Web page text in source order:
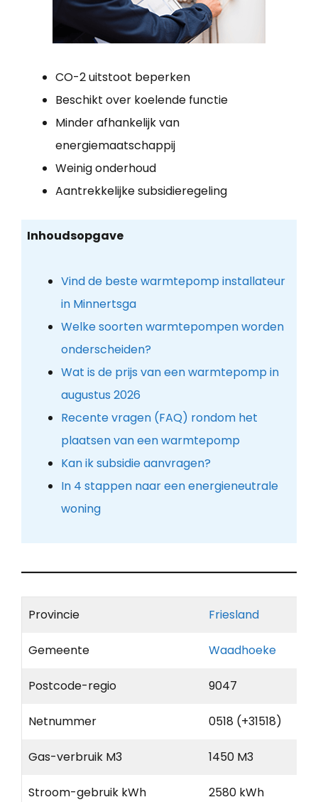
CO-2 uitstoot beperken
Beschikt over koelende functie
Minder afhankelijk van
energiemaatschappij
Weinig onderhoud
Aantrekkelijke subsidieregeling
Inhoudsopgave
Vind de beste warmtepomp installateur
in Minnertsga
Welke soorten warmtepompen worden
onderscheiden?
Wat is de prijs van een warmtepomp in
augustus 2026
Recente vragen (FAQ) rondom het
plaatsen van een warmtepomp
Kan ik subsidie aanvragen?
In 4 stappen naar een energieneutrale
woning
Provincie Friesland
Gemeente Waadhoeke
Postcode-regio 9047
Netnummer 0518 (+31518)
Gas-verbruik M3 1450 M3
Stroom-gebruik kWh 2580 kWh